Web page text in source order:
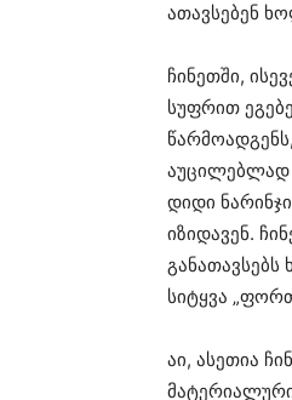
ათავსებენ
ჩინეთში,
სუფრით
აუცილებლად
დიდი
იზიდავენ.
სიტყვა
აი, ასეთია